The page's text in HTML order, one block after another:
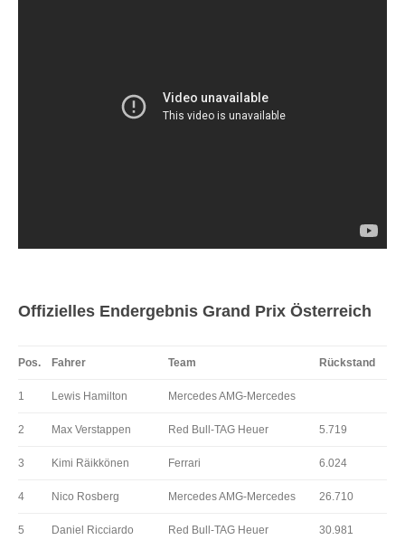
Offizielles Endergebnis Grand Prix Österreich
Pos. Fahrer Team Rückstand
1 Lewis Hamilton Mercedes AMG-Mercedes
2 Max Verstappen Red Bull-TAG Heuer 5.719
3 Kimi Räikkönen Ferrari 6.024
4 Nico Rosberg Mercedes AMG-Mercedes 26.710
5 Daniel Ricciardo Red Bull-TAG Heuer 30.981